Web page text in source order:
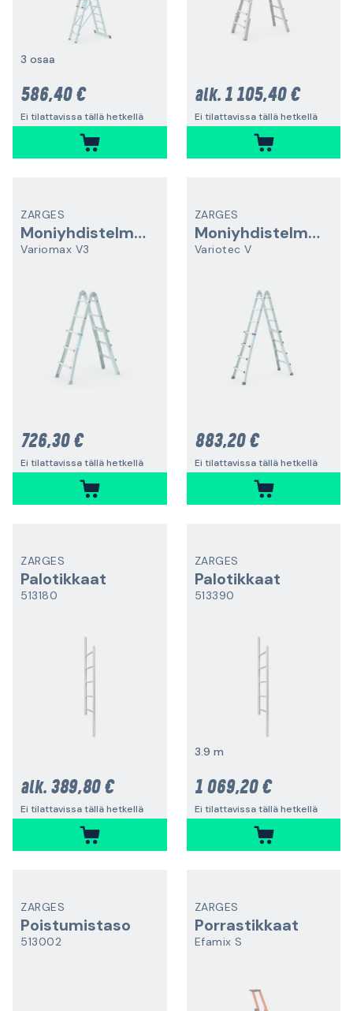
3 osaa
586,40 €
Ei tilattavissa tällä hetkellä
alk. 1 105,40 €
Ei tilattavissa tällä hetkellä
ZARGES
Moniyhdistelmätikkaat
Variomax V3
726,30 €
Ei tilattavissa tällä hetkellä
ZARGES
Moniyhdistelmätikkaat
Variotec V
883,20 €
Ei tilattavissa tällä hetkellä
ZARGES
Palotikkaat
513180
alk. 389,80 €
Ei tilattavissa tällä hetkellä
ZARGES
Palotikkaat
513390
3.9 m
1 069,20 €
Ei tilattavissa tällä hetkellä
ZARGES
Poistumistaso
513002
ZARGES
Porrastikkaat
Efamix S